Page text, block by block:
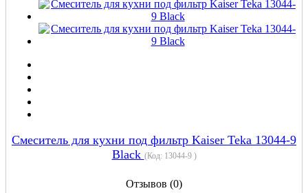
Смеситель для кухни под фильтр Kaiser Teka 13044-9
Black (Код: 13044-9 )
Отзывов (0)